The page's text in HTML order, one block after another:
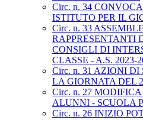
Circ. n. 34
ISTITUTO PER IL
Circ. n. 33
RAPPRESENTANTI
CONSIGLI DI
CLASSE - A.S. 2023-
Circ. n. 31 AZIONI DI
LA GIORNATA DEL
Circ. n. 27
ALUNNI - SCUOLA
Circ. n. 26 INIZIO